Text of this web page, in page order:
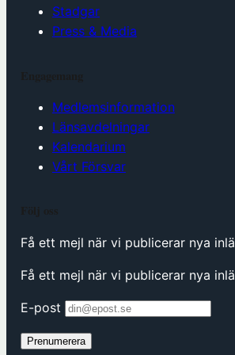
Stadgar
Press & Media
Medlemsinformation
Länsavdelningar
Kalendarium
Vårt Försvar
Få ett mejl när vi publicerar nya
Få ett mejl när vi publicerar nya
E-post
Prenumerera